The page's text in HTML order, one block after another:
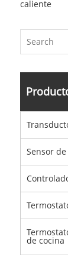
caliente
Sensor
de cocina